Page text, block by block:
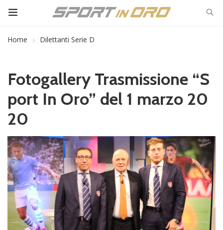
Home Dilettanti Serie D
Fotogallery Trasmissione “S
port In Oro” del 1 marzo 20
20